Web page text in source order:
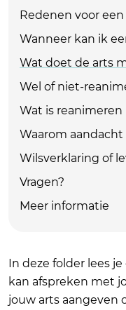
Redenen voor
Wanneer kan ik
Wat doet de arts
Wel of niet-
Wat is reanimeren
Waarom
Wilsverklaring of
Vragen?
Meer informatie
In deze folder lees
kan afspreken met
jouw arts aangeven